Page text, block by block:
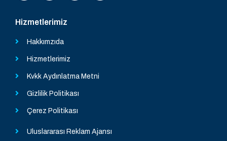
Hizmetlerimiz
Hakkımzıda
Hizmetlerimiz
Kvkk Aydınlatma Metni
Gizlilik Politikası
Çerez Politikası
Uluslararası Reklam Ajansı